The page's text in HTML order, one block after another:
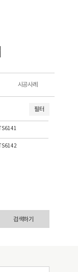
시공사례
필터
검색하기